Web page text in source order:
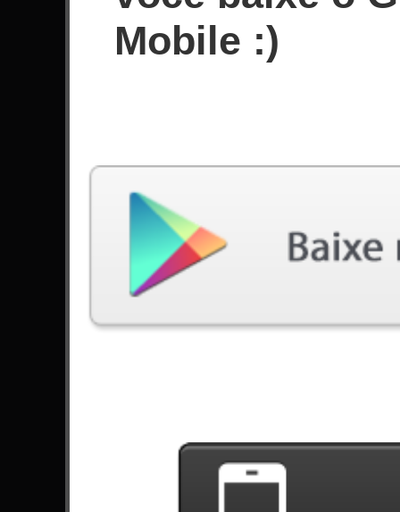
2
Nome
Henrique
Martial
Mobile :)